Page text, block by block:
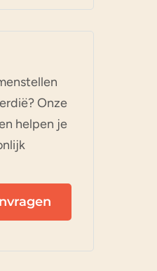
Onze
helpen je